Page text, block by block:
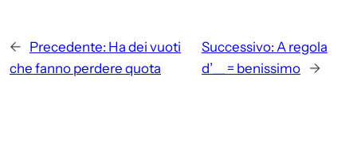
← Precedente: Ha dei vuoti
che fanno perdere quota
Successivo: A regola
d’__ = benissimo
→